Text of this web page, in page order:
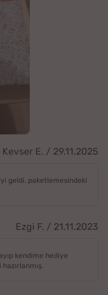
Kevser E. / 29.11.2025
geldi. paketlemesindeki
Ezgi F. / 21.11.2023
kendime hediye